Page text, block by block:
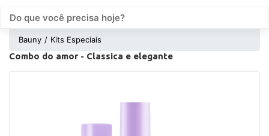
Bauny Kits Especiais
Combo do amor - Classica e elegante